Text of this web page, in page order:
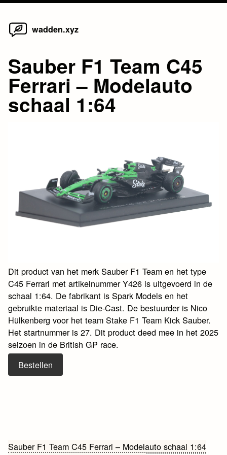
Skip
wadden.xyz
Sauber F1 Team C45
Ferrari – Modelauto
schaal 1:64
Dit product van het merk Sauber F1 Team en het type
C45 Ferrari met artikelnummer Y426 is uitgevoerd in de
schaal 1:64. De fabrikant is Spark Models en het
gebruikte materiaal is Die-Cast. De bestuurder is Nico
Hülkenberg voor het team Stake F1 Team Kick Sauber.
Het startnummer is 27. Dit product deed mee in het 2025
seizoen in de British GP race.
Bestellen
Bericht
Sauber F1 Team C45 Ferrari – Modelauto schaal 1:64